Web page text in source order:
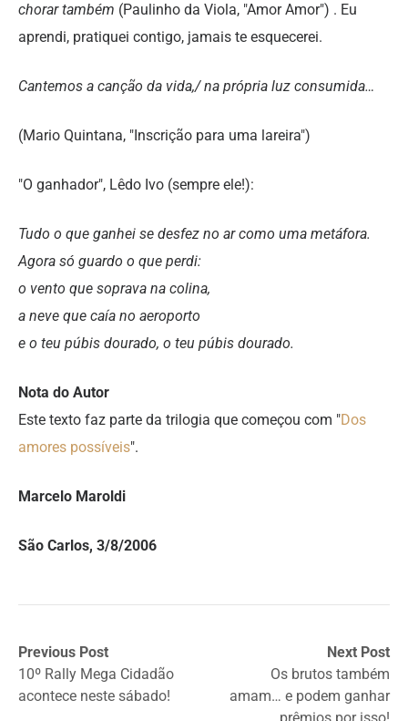
chorar também (Paulinho da Viola, "Amor Amor") . Eu
aprendi, pratiquei contigo, jamais te esquecerei.
Cantemos a canção da vida,/ na própria luz consumida…
(Mario Quintana, "Inscrição para uma lareira")
"O ganhador", Lêdo Ivo (sempre ele!):
Tudo o que ganhei se desfez no ar como uma metáfora.
Agora só guardo o que perdi:
o vento que soprava na colina,
a neve que caía no aeroporto
e o teu púbis dourado, o teu púbis dourado.
Nota do Autor
Este texto faz parte da trilogia que começou com "Dos
amores possíveis".
Marcelo Maroldi
São Carlos, 3/8/2006
Previous Post
10º Rally Mega Cidadão
acontece neste sábado!
Next Post
Os brutos também
amam… e podem ganhar